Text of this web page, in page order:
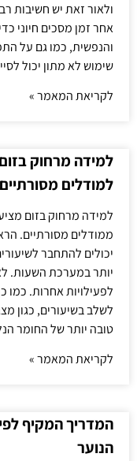
ולאור זאת יש חשיבות
אחר זמן מסכים חיוני
והנפשית, כמו גם על
שימוש לא מתון יכול
לקריאת המאמר »
למידה מרחוק
למודלים מסורתיים
למידה מרחוק בזום
ממודלים מסורתיים.
יכולים להתחבר
יותר במערכת השעות.
לפעילויות אחרות. כמו
לשלב בשיעורים, כגון
טובה יותר של החומר
לקריאת המאמר »
המדריך המקיף
הנוער